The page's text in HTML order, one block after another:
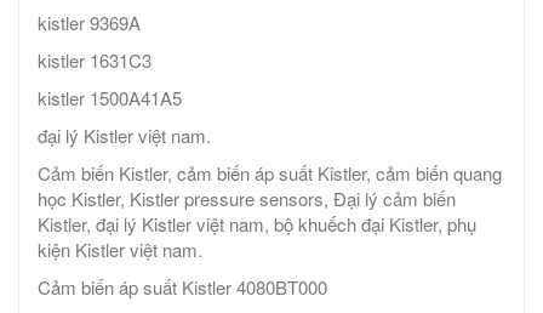
kistler 9369A
kistler 1631C3
kistler 1500A41A5
đại lý Kistler việt nam.
Cảm biến Kistler, cảm biến áp suất Kistler, cảm biến quang
học Kistler, Kistler pressure sensors, Đại lý cảm biến
Kistler, đại lý Kistler việt nam, bộ khuếch đại Kistler, phụ
kiện Kistler việt nam.
Cảm biến áp suất Kistler 4080BT000